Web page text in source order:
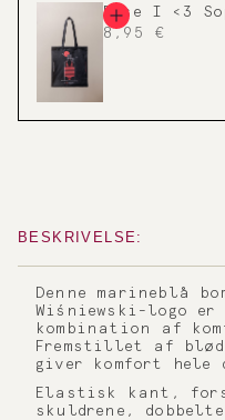
BESKRIVELSE:
Denne marineblå
Wiśniewski-logo er
kombination af
Fremstillet af
giver komfort hele
Elastisk kant,
skuldrene,
Pose I <3
8,95 €